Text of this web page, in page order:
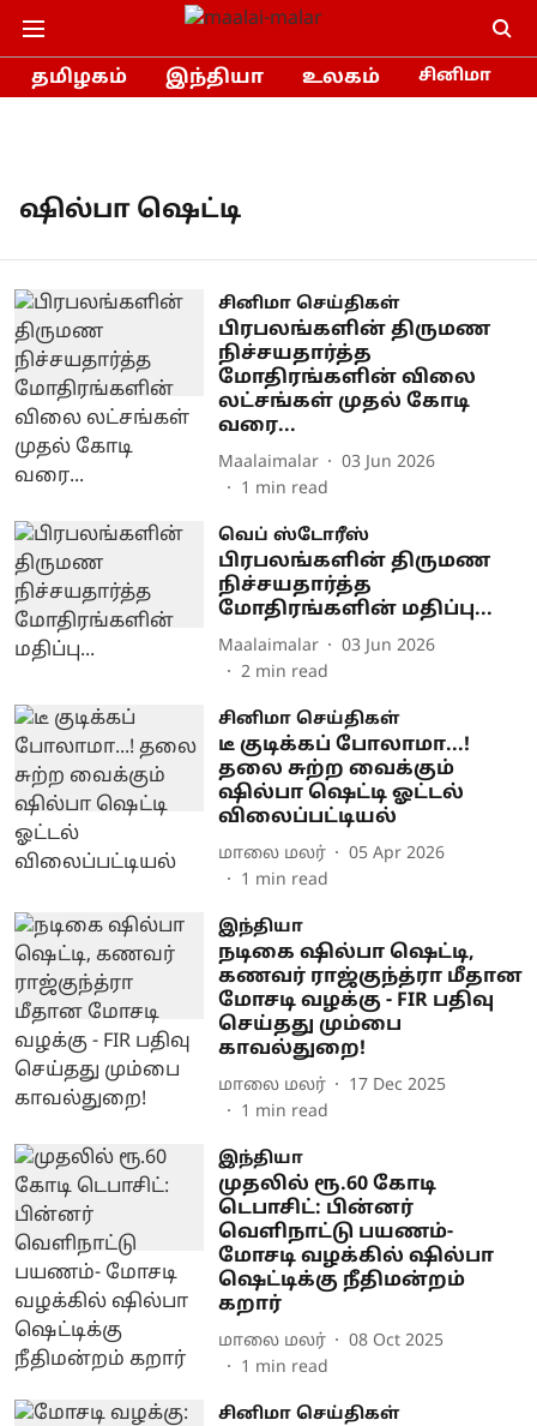
தமிழகம் இந்தியா உலகம் சினிமா
ஷில்பா ஷெட்டி
சினிமா செய்திகள்
பிரபலங்களின் திருமண
நிச்சயதார்த்த
மோதிரங்களின் விலை
லட்சங்கள் முதல் கோடி
வரை...
Maalaimalar
03 Jun 2026
1 min read
வெப் ஸ்டோரீஸ்
பிரபலங்களின் திருமண
நிச்சயதார்த்த
மோதிரங்களின் மதிப்பு...
Maalaimalar
03 Jun 2026
2 min read
சினிமா செய்திகள்
டீ குடிக்கப் போலாமா...!
தலை சுற்ற வைக்கும்
ஷில்பா ஷெட்டி ஓட்டல்
விலைப்பட்டியல்
மாலை மலர்
05 Apr 2026
1 min read
இந்தியா
நடிகை ஷில்பா ஷெட்டி,
கணவர் ராஜ்குந்த்ரா மீதான
மோசடி வழக்கு - FIR பதிவு
செய்தது மும்பை
காவல்துறை!
மாலை மலர்
17 Dec 2025
1 min read
இந்தியா
முதலில் ரூ.60 கோடி
டெபாசிட்: பின்னர்
வெளிநாட்டு பயணம்-
மோசடி வழக்கில் ஷில்பா
ஷெட்டிக்கு நீதிமன்றம்
கறார்
மாலை மலர்
08 Oct 2025
1 min read
சினிமா செய்திகள்